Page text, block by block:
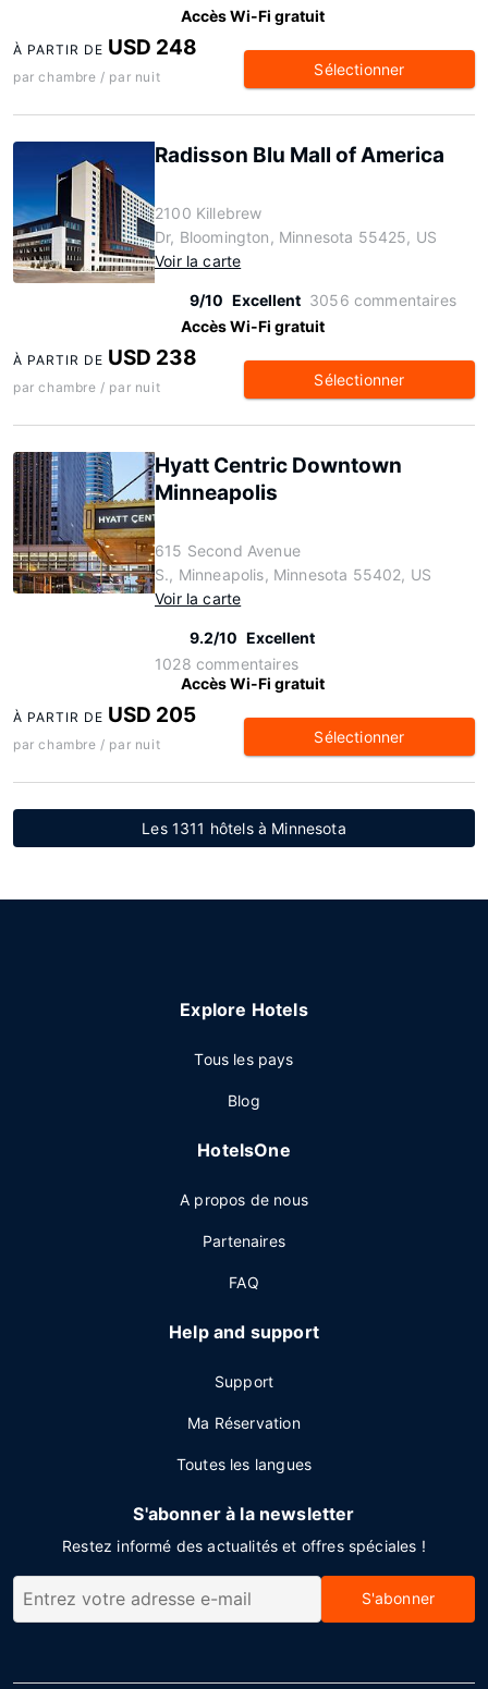
Accès Wi-Fi gratuit
À PARTIR DE USD 248
par chambre / par nuit Sélectionner
Radisson Blu Mall of America
2100 Killebrew
Dr, Bloomington, Minnesota 55425, US
Voir la carte
9/10 Excellent 3056 commentaires
Accès Wi-Fi gratuit
À PARTIR DE USD 238
par chambre / par nuit Sélectionner
Hyatt Centric Downtown
Minneapolis
615 Second Avenue
S., Minneapolis, Minnesota 55402, US
Voir la carte
9.2/10 Excellent
1028 commentaires
Accès Wi-Fi gratuit
À PARTIR DE USD 205
par chambre / par nuit Sélectionner
Les 1311 hôtels à Minnesota
Explore Hotels
Tous les pays
Blog
HotelsOne
A propos de nous
Partenaires
FAQ
Help and support
Support
Ma Réservation
Toutes les langues
S'abonner à la newsletter
Restez informé des actualités et offres spéciales !
S'abonner